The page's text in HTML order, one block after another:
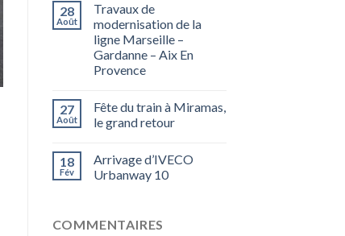
28
Août
Travaux de
modernisation de la
ligne Marseille –
Gardanne – Aix En
Provence
27
Août
Fête du train à Miramas,
le grand retour
18
Fév
Arrivage d’IVECO
Urbanway 10
COMMENTAIRES